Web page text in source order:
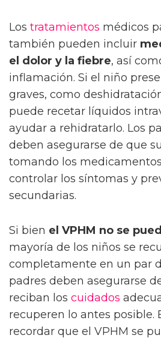
Los tratamientos médicos
también pueden incluir
el dolor y la fiebre, así
inflamación. Si el niño
graves, como
puede recetar líquidos
ayudar a rehidratarlo. Los
deben asegurarse de que su
tomando los
controlar los síntomas y
secundarias.
Si bien el VPHM no se
mayoría de los niños se
completamente en un par
padres deben asegurarse
reciban los cuidados
recuperen lo antes posible.
recordar que el VPHM se